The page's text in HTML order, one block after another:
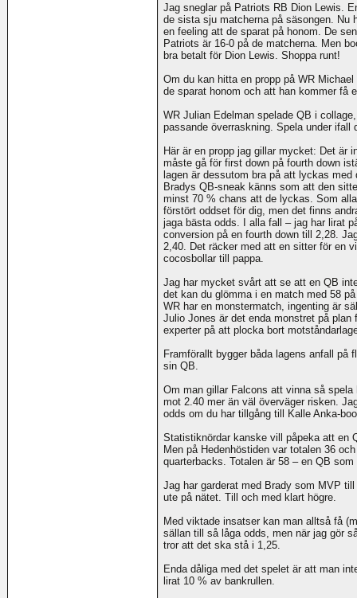
Jag sneglar på Patriots RB Dion Lewis.
de sista sju matcherna på säsongen. Nu
en feeling att de sparat på honom. De
Patriots är 16-0 på de matcherna. Men
bra betalt för Dion Lewis. Shoppa runt!
Om du kan hitta en propp på WR
de sparat honom och att han kommer få
WR Julian Edelman spelade QB i
passande överraskning. Spela under ifall
Här är en propp jag gillar mycket: Det är
måste gå för first down på fourth down
lagen är dessutom bra på att lyckas
Bradys QB-sneak känns som att den
minst 70 % chans att de lyckas. Som
förstört oddset för dig, men det finns
jaga bästa odds. I alla fall – jag har lirat
conversion på en fourth down till 2,28.
2,40. Det räcker med att en sitter för en
cocosbollar till pappa.
Jag har mycket svårt att se att en QB
det kan du glömma i en match med 58
WR har en monstermatch, ingenting är
Julio Jones är det enda monstret på
experter på att plocka bort
Framförallt bygger båda lagens anfall
sin QB.
Om man gillar Falcons att vinna så
mot 2.40 mer än väl överväger risken.
odds om du har tillgång till Kalle Anka-
Statistiknördar kanske vill påpeka att en
Men på Hedenhöstiden var totalen 36
quarterbacks. Totalen är 58 – en QB
Jag har garderat med Brady som MVP
ute på nätet. Till och med klart högre.
Med viktade insatser kan man alltså få
sällan till så låga odds, men när jag gör
tror att det ska stå i 1,25.
Enda dåliga med det spelet är att man
lirat 10 % av bankrullen.